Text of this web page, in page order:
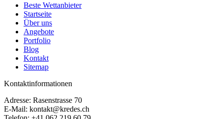
Beste Wettanbieter
Startseite
Über uns
Angebote
Portfolio
Blog
Kontakt
Sitemap
Kontaktinformationen
Adresse: Rasenstrasse 70
E-Mail: kontakt@kredes.ch